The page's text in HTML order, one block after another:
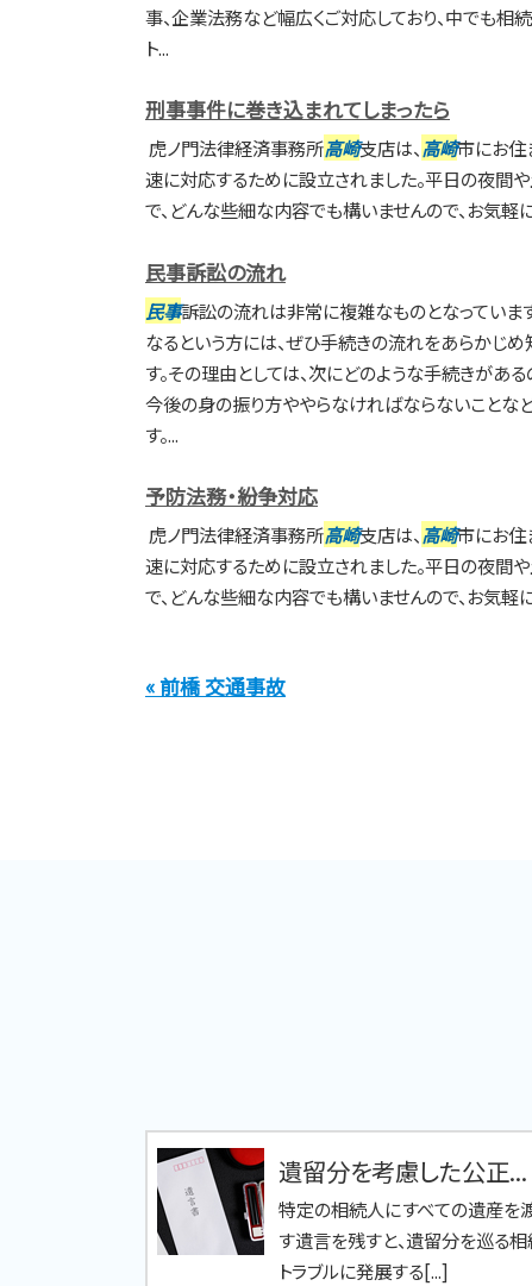
事、企業法務など幅広くご対応しており、中でも相
ト...
刑事事件に巻き込まれてしまったら
虎ノ門法律経済事務所高崎支店は、 高崎市にお住
速に対応するために設立されました。平日の夜間
で、どんな些細な内容でも構いませんので、お気軽
民事訴訟の流れ
民事訴訟の流れは非常に複雑なものとなっていま
なるという方には、ぜひ手続きの流れをあらかじめ
す。その理由としては、次にどのような手続きがある
今後の身の振り方ややらなければならないことな
す。...
予防法務・紛争対応
虎ノ門法律経済事務所高崎支店は、 高崎市にお住
速に対応するために設立されました。平日の夜間
で、どんな些細な内容でも構いませんので、お気軽
« 前橋 交通事故
遺留分を考慮した公正...
特定の相続人にすべての遺産を
す遺言を残すと、遺留分を巡る
トラブルに発展する[...]